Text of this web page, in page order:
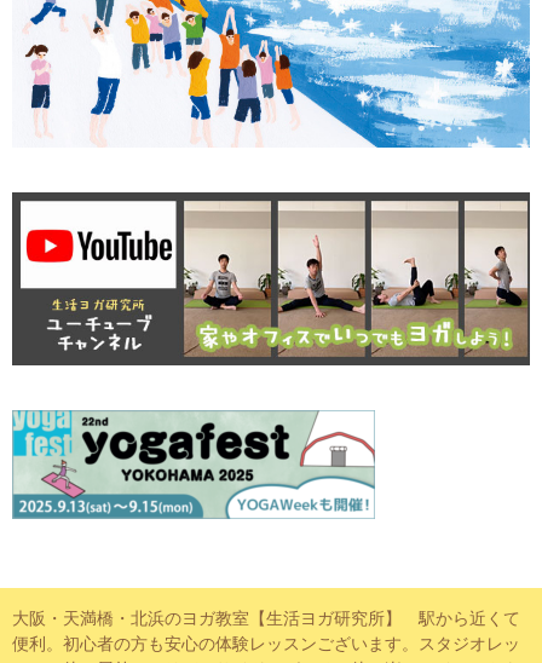
大阪・天満橋・北浜のヨガ教室【生活ヨガ研究所】 駅から近くて
便利。初心者の方も安心の体験レッスンございます。スタジオレッ